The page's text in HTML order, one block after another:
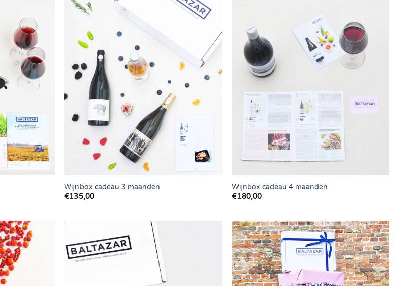
Wijnbox cadeau 3 maanden
€135,00
Wijnbox cadeau 4 maanden
€180,00